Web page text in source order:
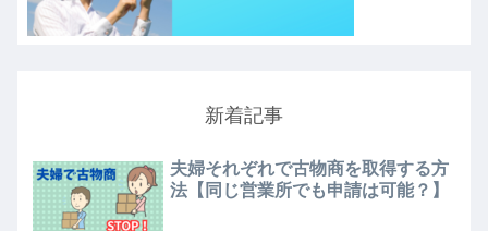
新着記事
夫婦それぞれで古物商を取得する方
法【同じ営業所でも申請は可能？】